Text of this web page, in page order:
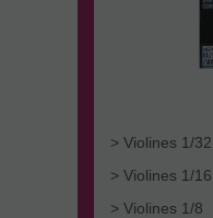
> Violines 1/32
> Violines 1/16
> Violines 1/8